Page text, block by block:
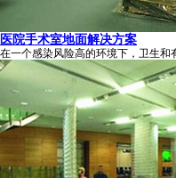
医院手术室地面解决方案
在一个感染风险高的环境下，卫生和